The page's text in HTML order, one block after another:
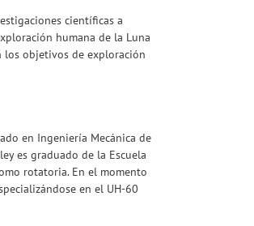
científicas a
humana de la Luna
los objetivos de exploración
en Ingeniería Mecánica de
es graduado de la Escuela
rotatoria. En el momento
en el UH-60